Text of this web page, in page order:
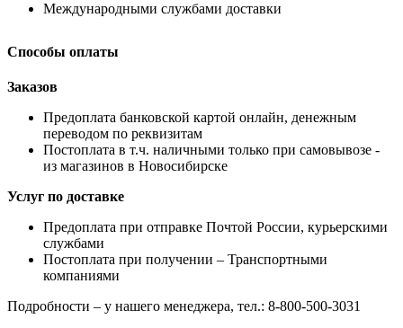
Международными службами доставки
Способы оплаты
Заказов
Предоплата банковской картой онлайн, денежным
переводом по реквизитам
Постоплата в т.ч. наличными только при самовывозе -
из магазинов в Новосибирске
Услуг по доставке
Предоплата при отправке Почтой России, курьерскими
службами
Постоплата при получении – Транспортными
компаниями
Подробности – у нашего менеджера, тел.: 8-800-500-3031